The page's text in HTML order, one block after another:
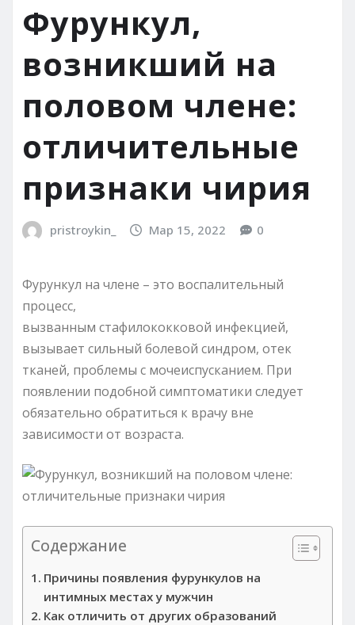
Фурункул,
возникший на
половом члене:
отличительные
признаки чирия
pristroykin_ Мар 15, 2022 0
Фурункул на члене – это воспалительный
процесс,
вызванным стафилококковой инфекцией,
вызывает сильный болевой синдром, отек
тканей, проблемы с мочеиспусканием. При
появлении подобной симптоматики следует
обязательно обратиться к врачу вне
зависимости от возраста.
Содержание
Причины появления фурункулов на
интимных местах у мужчин
Как отличить от других образований